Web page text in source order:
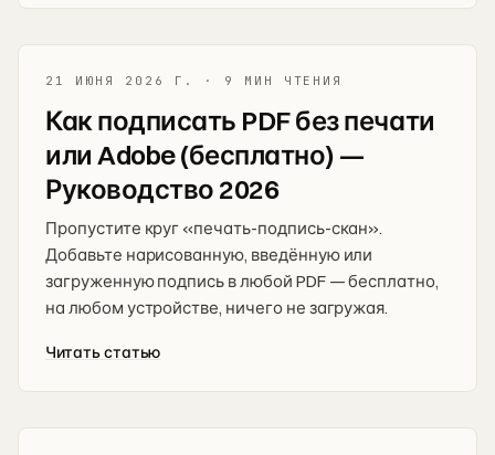
21 ИЮНЯ 2026 Г. · 9 МИН ЧТЕНИЯ
Как подписать PDF без печати
или Adobe (бесплатно) —
Руководство 2026
Пропустите круг «печать-подпись-скан».
Добавьте нарисованную, введённую или
загруженную подпись в любой PDF — бесплатно,
на любом устройстве, ничего не загружая.
Читать статью